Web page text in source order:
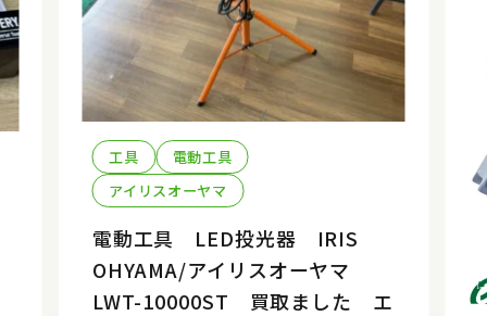
工具
電動工具
アイリスオーヤマ
電動工具 LED投光器 IRIS
OHYAMA/アイリスオーヤマ
LWT-10000ST 買取ました エ